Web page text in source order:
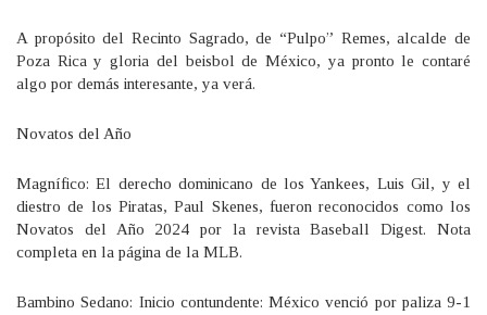
A propósito del Recinto Sagrado, de “Pulpo” Remes, alcalde de
Poza Rica y gloria del beisbol de México, ya pronto le contaré
algo por demás interesante, ya verá.
Novatos del Año
Magnífico: El derecho dominicano de los Yankees, Luis Gil, y el
diestro de los Piratas, Paul Skenes, fueron reconocidos como los
Novatos del Año 2024 por la revista Baseball Digest. Nota
completa en la página de la MLB.
Bambino Sedano: Inicio contundente: México venció por paliza 9-1